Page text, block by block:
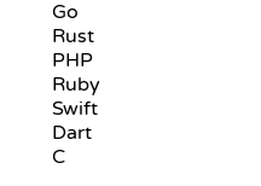
Go
Rust
PHP
Ruby
Swift
Dart
C